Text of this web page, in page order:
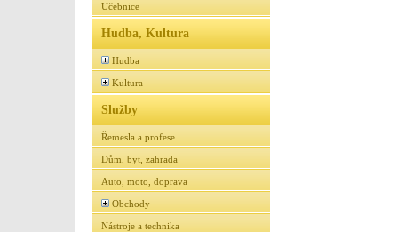
Učebnice
Hudba, Kultura
Hudba
Kultura
Služby
Řemesla a profese
Dům, byt, zahrada
Auto, moto, doprava
Obchody
Nástroje a technika